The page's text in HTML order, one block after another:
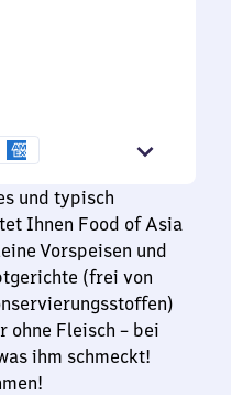
und typisch
Ihnen Food of Asia
Vorspeisen und
(frei von
ohne Fleisch – bei
ihm schmeckt!